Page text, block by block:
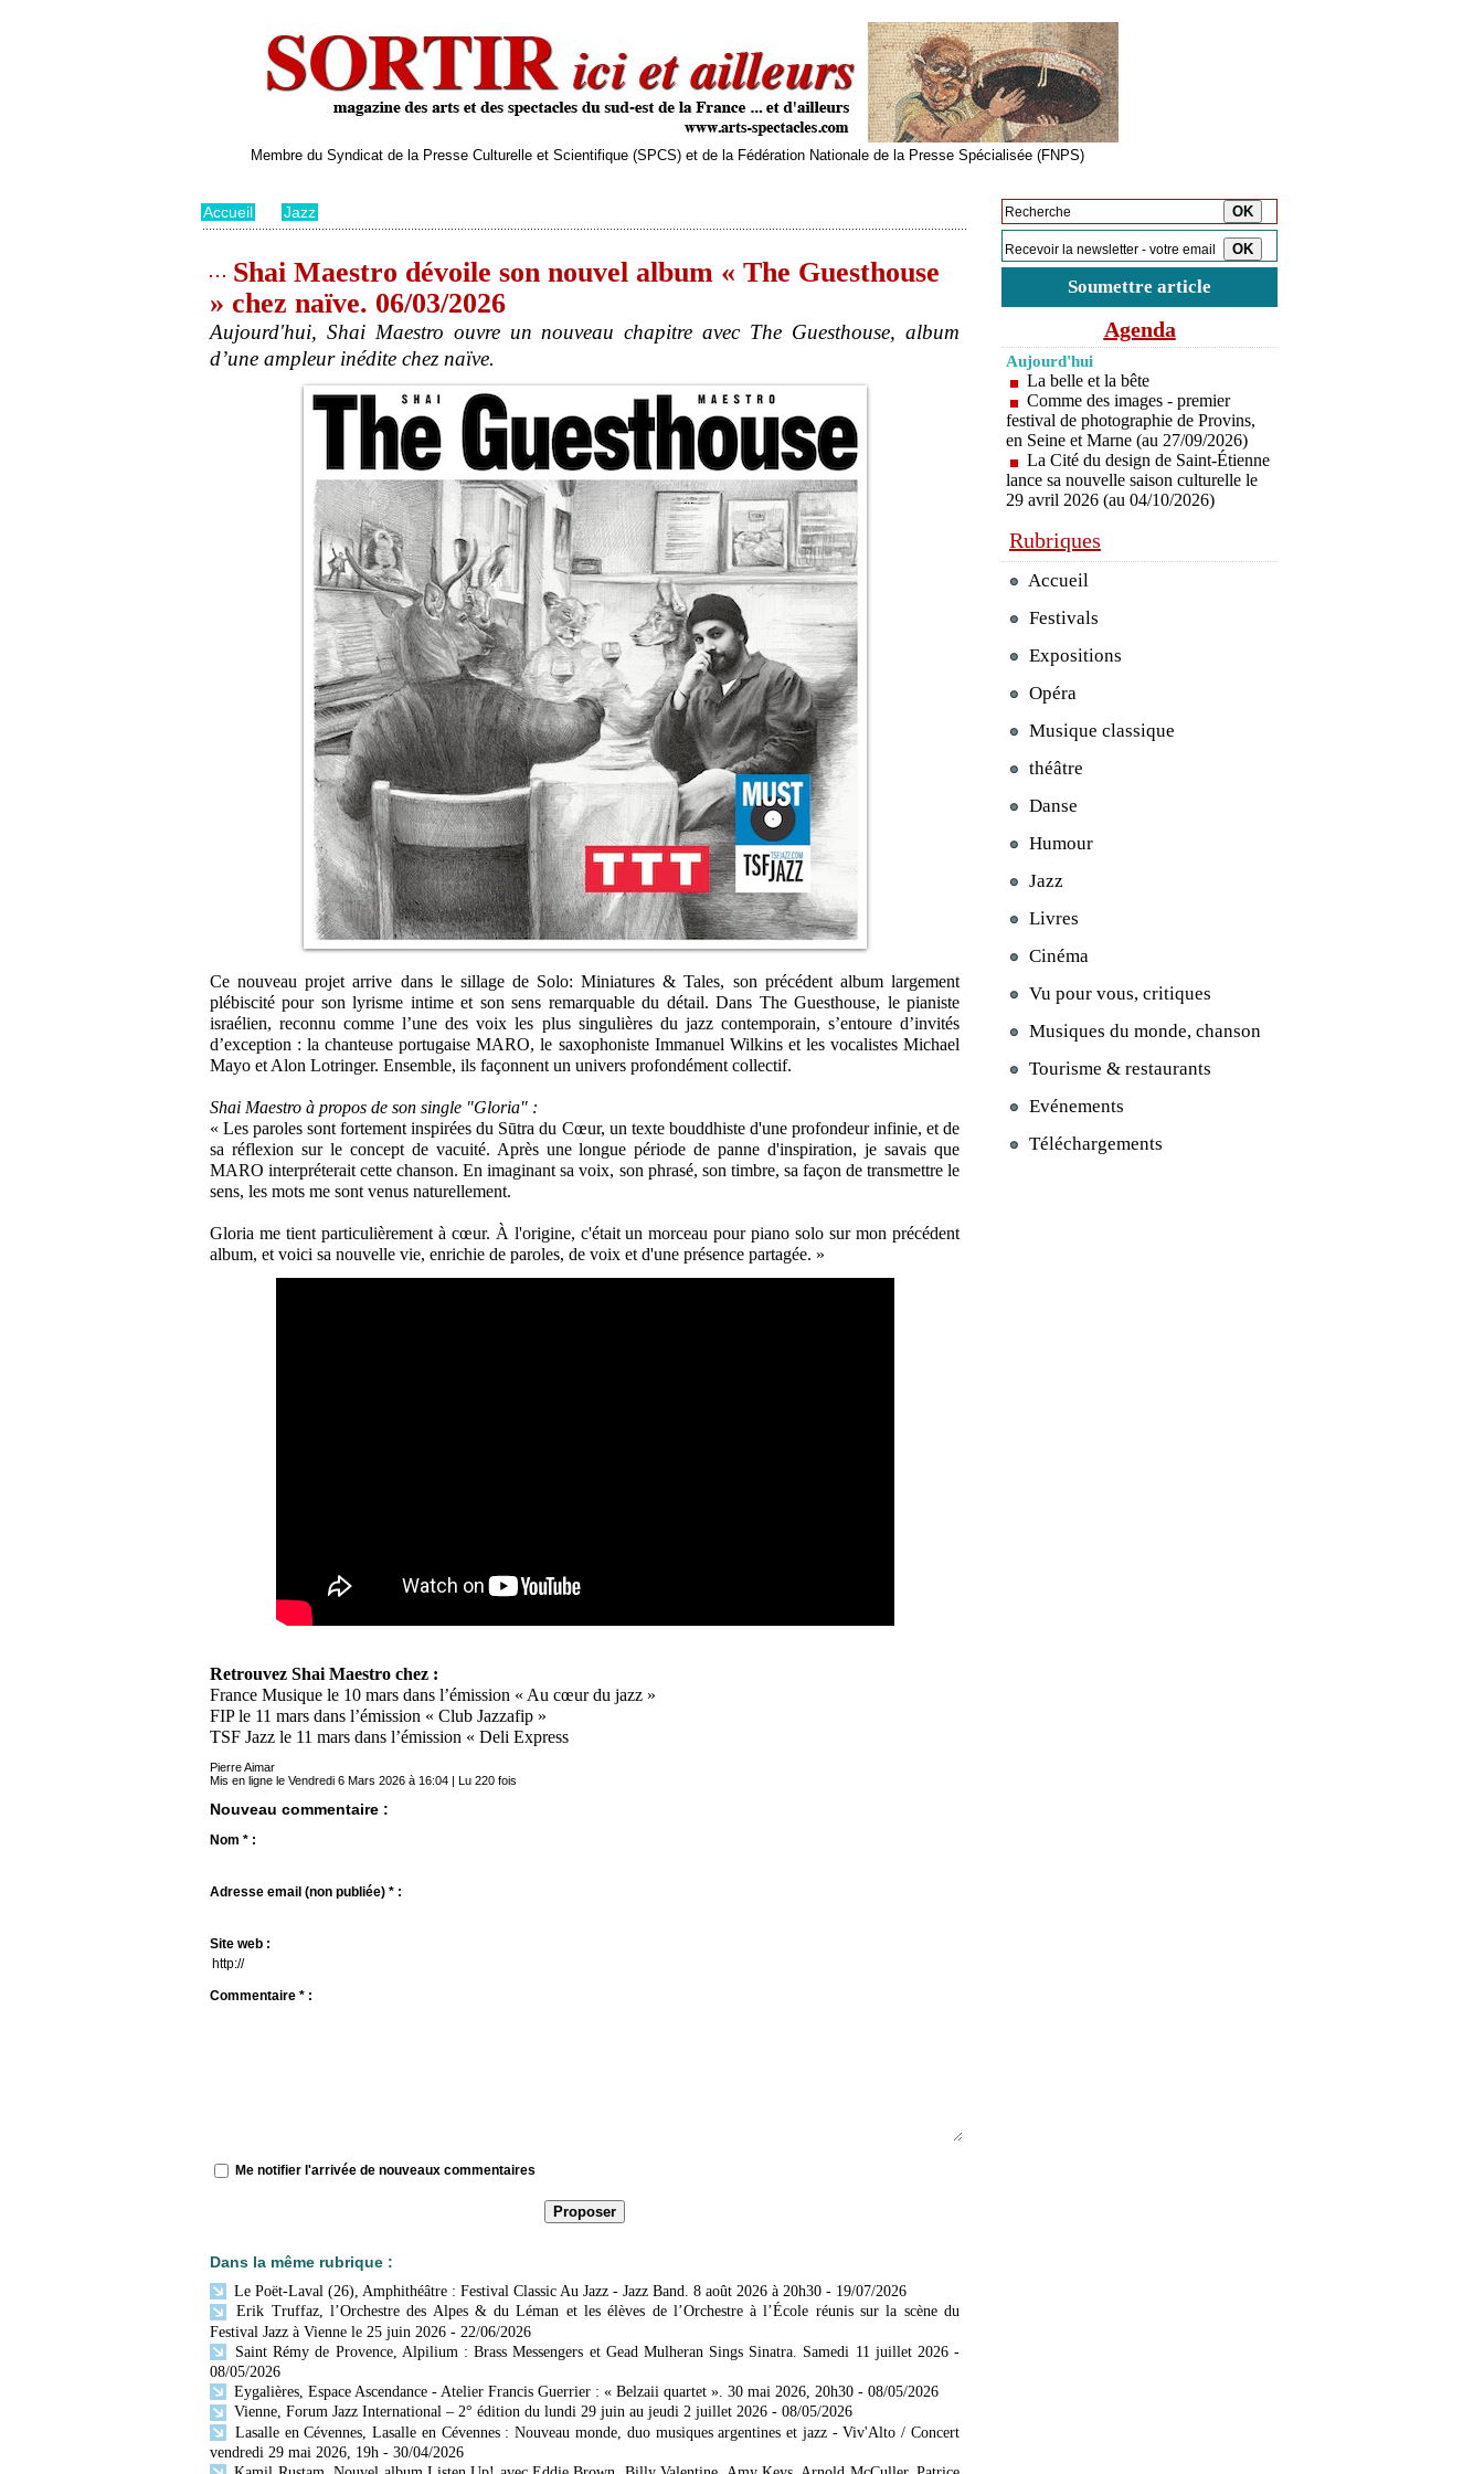
Membre du Syndicat de la Presse Culturelle et Scientifique (SPCS) et de la Fédération Nationale de la Presse Spécialisée (FNPS)
Accueil Jazz
Shai Maestro dévoile son nouvel album « The Guesthouse
» chez naïve. 06/03/2026
Aujourd'hui, Shai Maestro ouvre un nouveau chapitre avec The Guesthouse, album
d’une ampleur inédite chez naïve.
Ce nouveau projet arrive dans le sillage de Solo: Miniatures & Tales, son précédent album largement
plébiscité pour son lyrisme intime et son sens remarquable du détail. Dans The Guesthouse, le pianiste
israélien, reconnu comme l’une des voix les plus singulières du jazz contemporain, s’entoure d’invités
d’exception : la chanteuse portugaise MARO, le saxophoniste Immanuel Wilkins et les vocalistes Michael
Mayo et Alon Lotringer. Ensemble, ils façonnent un univers profondément collectif.
Shai Maestro à propos de son single "Gloria" :
« Les paroles sont fortement inspirées du Sūtra du Cœur, un texte bouddhiste d'une profondeur infinie, et de
sa réflexion sur le concept de vacuité. Après une longue période de panne d'inspiration, je savais que
MARO interpréterait cette chanson. En imaginant sa voix, son phrasé, son timbre, sa façon de transmettre le
sens, les mots me sont venus naturellement.
Gloria me tient particulièrement à cœur. À l'origine, c'était un morceau pour piano solo sur mon précédent
album, et voici sa nouvelle vie, enrichie de paroles, de voix et d'une présence partagée. »
Retrouvez Shai Maestro chez :
France Musique le 10 mars dans l’émission « Au cœur du jazz »
FIP le 11 mars dans l’émission « Club Jazzafip »
TSF Jazz le 11 mars dans l’émission « Deli Express
Pierre Aimar
Mis en ligne le Vendredi 6 Mars 2026 à 16:04 | Lu 220 fois
Nouveau commentaire :
Nom * :
Adresse email (non publiée) * :
Site web :
Commentaire * :
Me notifier l'arrivée de nouveaux commentaires
Dans la même rubrique :
Le Poët-Laval (26), Amphithéâtre : Festival Classic Au Jazz - Jazz Band. 8 août 2026 à 20h30 - 19/07/2026
Erik Truffaz, l’Orchestre des Alpes & du Léman et les élèves de l’Orchestre à l’École réunis sur la scène du
Festival Jazz à Vienne le 25 juin 2026 - 22/06/2026
Saint Rémy de Provence, Alpilium : Brass Messengers et Gead Mulheran Sings Sinatra. Samedi 11 juillet 2026 -
08/05/2026
Eygalières, Espace Ascendance - Atelier Francis Guerrier : « Belzaii quartet ». 30 mai 2026, 20h30 - 08/05/2026
Vienne, Forum Jazz International – 2° édition du lundi 29 juin au jeudi 2 juillet 2026 - 08/05/2026
Lasalle en Cévennes, Lasalle en Cévennes : Nouveau monde, duo musiques argentines et jazz - Viv'Alto / Concert
vendredi 29 mai 2026, 19h - 30/04/2026
Soumettre article
Agenda
Aujourd'hui
La belle et la bête
Comme des images - premier
festival de photographie de Provins,
en Seine et Marne (au 27/09/2026)
La Cité du design de Saint-Étienne
lance sa nouvelle saison culturelle le
29 avril 2026 (au 04/10/2026)
Rubriques
Accueil
Festivals
Expositions
Opéra
Musique classique
théâtre
Danse
Humour
Jazz
Livres
Cinéma
Vu pour vous, critiques
Musiques du monde, chanson
Tourisme & restaurants
Evénements
Téléchargements